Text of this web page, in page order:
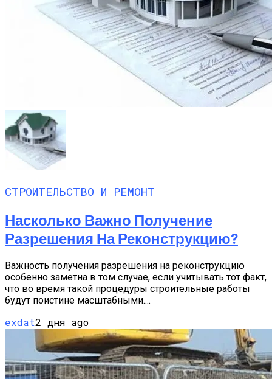
СТРОИТЕЛЬСТВО И РЕМОНТ
Насколько Важно Получение
Разрешения На Реконструкцию?
Важность получения разрешения на реконструкцию
особенно заметна в том случае, если учитывать тот факт,
что во время такой процедуры строительные работы
будут поистине масштабными....
exdat2 дня ago